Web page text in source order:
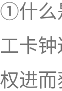
①什么
工卡
权进